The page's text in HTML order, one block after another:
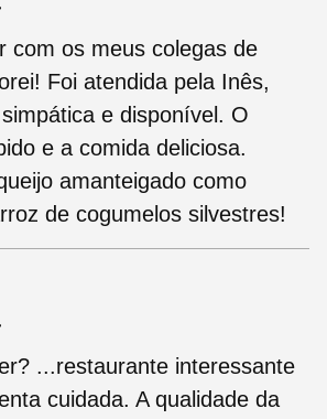
com os meus colegas de
Foi atendida pela Inês,
e disponível. O
e a comida deliciosa.
amanteigado como
de cogumelos silvestres!
...restaurante interessante
cuidada. A qualidade da